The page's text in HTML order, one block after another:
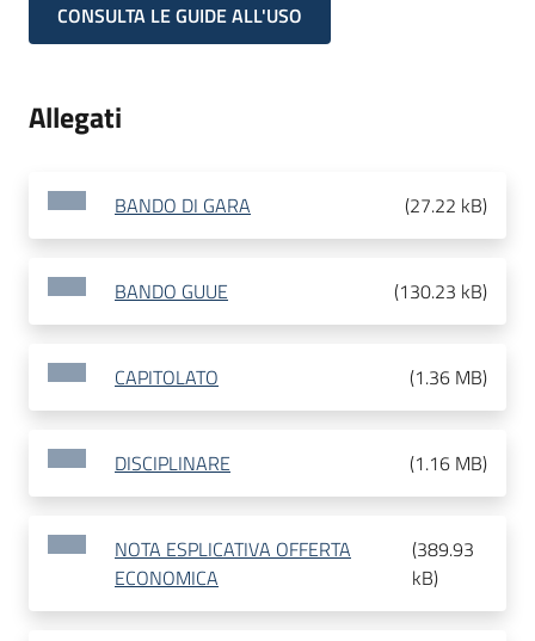
CONSULTA LE GUIDE ALL'USO
Allegati
BANDO DI GARA (27.22 kB)
BANDO GUUE (130.23 kB)
CAPITOLATO (1.36 MB)
DISCIPLINARE (1.16 MB)
NOTA ESPLICATIVA OFFERTA
ECONOMICA
(389.93
kB)